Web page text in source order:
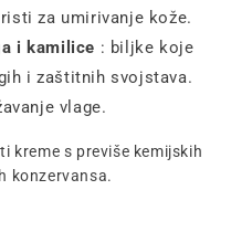
za umirivanje kože.
i kamilice : biljke koje
i zaštitnih svojstava.
vlage.
kreme s previše kemijskih
konzervansa.